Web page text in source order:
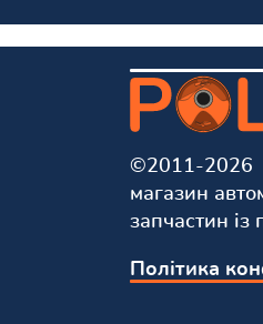
©2011-2026
магазин
запчастин із
Політика